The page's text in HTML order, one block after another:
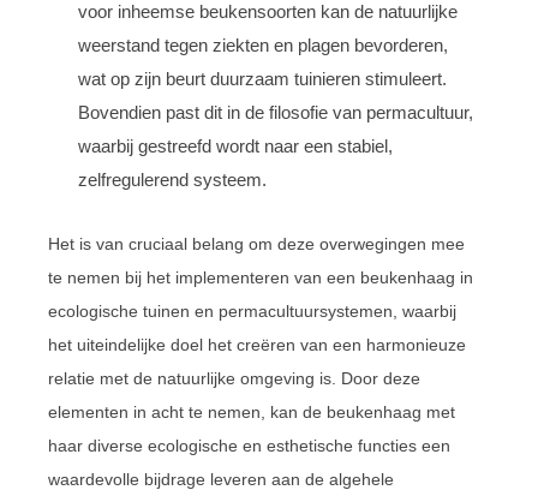
voor inheemse beukensoorten kan de natuurlijke
weerstand tegen ziekten en plagen bevorderen,
wat op zijn beurt duurzaam tuinieren stimuleert.
Bovendien past dit in de filosofie van permacultuur,
waarbij gestreefd wordt naar een stabiel,
zelfregulerend systeem.
Het is van cruciaal belang om deze overwegingen mee
te nemen bij het implementeren van een beukenhaag in
ecologische tuinen en permacultuursystemen, waarbij
het uiteindelijke doel het creëren van een harmonieuze
relatie met de natuurlijke omgeving is. Door deze
elementen in acht te nemen, kan de beukenhaag met
haar diverse ecologische en esthetische functies een
waardevolle bijdrage leveren aan de algehele